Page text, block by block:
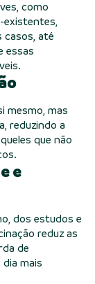
como
existentes,
casos, até
essas
mesmo, mas
reduzindo a
que não
e
dos estudos e
reduz as
de
mais